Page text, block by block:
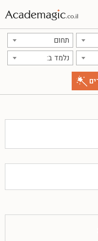
תחום
נלמד ב: